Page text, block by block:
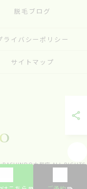
脱毛ブログ
ライバシーポリシー
サイトマップ
大和店 ALL RIGHTS